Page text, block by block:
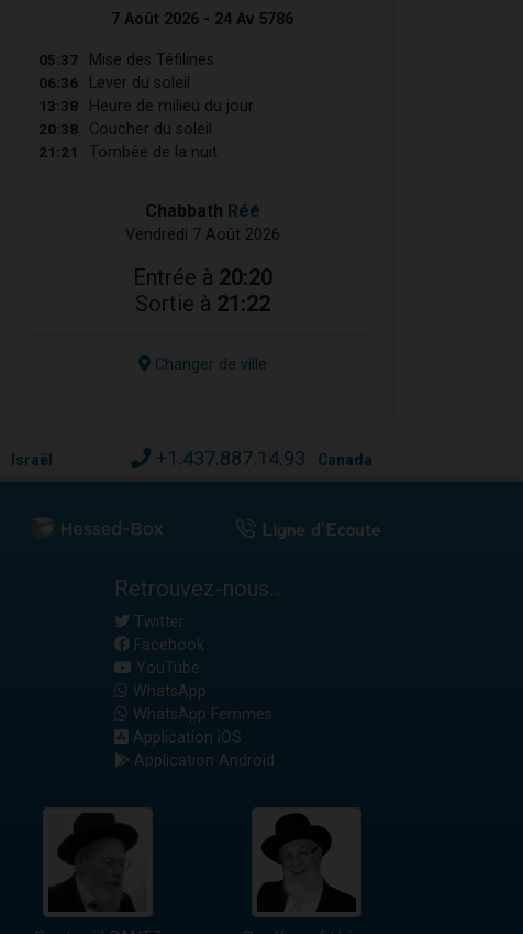
7 Août 2026 - 24 Av 5786
05:37 Mise des Téfilines
06:36 Lever du soleil
13:38 Heure de milieu du jour
20:38 Coucher du soleil
21:21 Tombée de la nuit
Chabbath Réé
Vendredi 7 Août 2026
Entrée à 20:20
Sortie à 21:22
Changer de ville
Israël +1.437.887.14.93 Canada
Retrouvez-nous...
Twitter
Facebook
YouTube
WhatsApp
WhatsApp Femmes
Application iOS
Application Android